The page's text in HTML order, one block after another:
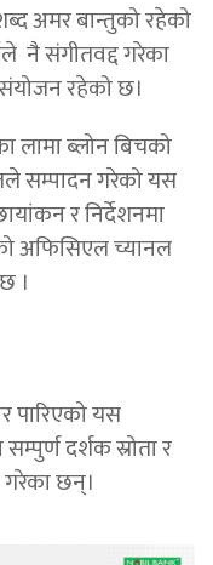
अमर बान्तुको रहेको
नै संगीतवद्द गरेका
रहेको छ।
लामा ब्लोन बिचको
सम्पादन गरेको यस
र निर्देशनमा
अफिसिएल च्यानल
।
पारिएको यस
दर्शक स्रोता र
गरेका छन्।